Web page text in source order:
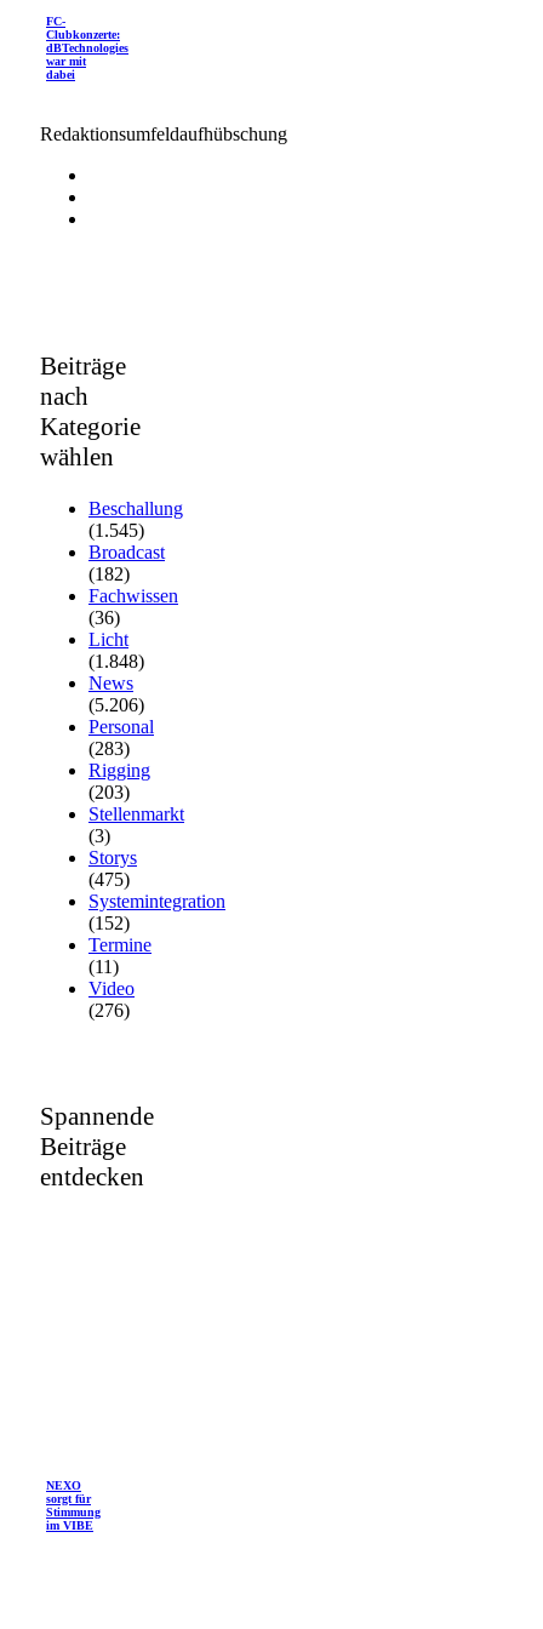
FC-
Clubkonzerte:
dBTechnologies
war mit
dabei
Redaktionsumfeldaufhübschung
Beiträge
nach
Kategorie
wählen
Beschallung
(1.545)
Broadcast
(182)
Fachwissen
(36)
Licht
(1.848)
News
(5.206)
Personal
(283)
Rigging
(203)
Stellenmarkt
(3)
Storys
(475)
Systemintegration
(152)
Termine
(11)
Video
(276)
Spannende
Beiträge
entdecken
NEXO
sorgt für
Stimmung
im VIBE